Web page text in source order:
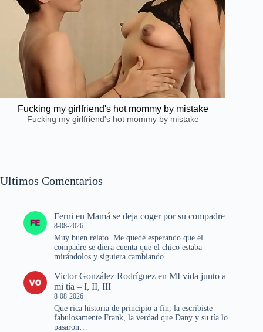
Fucking my girlfriend's hot mommy by mistake
Fucking my girlfriend's hot mommy by mistake
Ultimos Comentarios
Ferni en Mamá se deja coger por su compadre
8-08-2026
Muy buen relato. Me quedé esperando que el
compadre se diera cuenta que el chico estaba
mirándolos y siguiera cambiando…
Victor González Rodríguez en MI vida junto a
mi tía – I, II, III
8-08-2026
Que rica historia de principio a fin, la escribiste
fabulosamente Frank, la verdad que Dany y su tía lo
pasaron…